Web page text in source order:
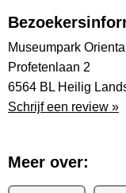
Museumpark
Profetenlaan 2
6564 BL Heilig
Schrijf een review »
Meer over: